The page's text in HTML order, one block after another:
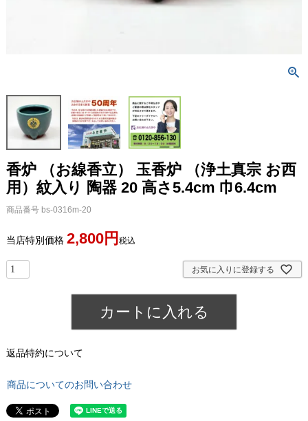
香炉 （お線香立） 玉香炉 （浄土真宗 お西
用）紋入り 陶器 20 高さ5.4cm 巾6.4cm
商品番号 bs-0316m-20
当店特別価格 2,800 税込
お気に入りに登録する
カートに入れる
返品特約について
商品についてのお問い合わせ